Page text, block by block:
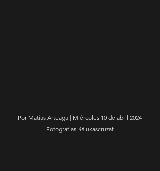
Por Matías Arteaga | Miércoles 10 de abril 2024
Fotografías: @lukascruzat